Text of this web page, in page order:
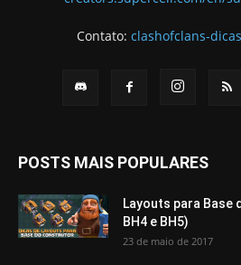
Contato: clashofclans-
POSTS MAIS POPULARES
Layouts para Base
BH4 e BH5)
23 de maio de 2017